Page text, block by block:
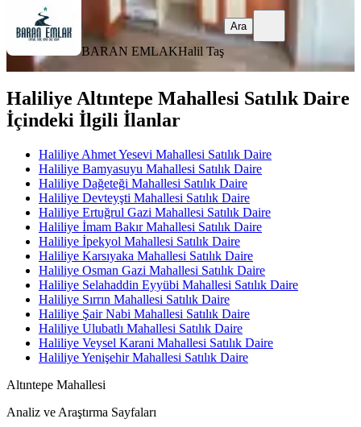
BARAN EMLAKHalil Taş
Ara
Haliliye Altıntepe Mahallesi Satılık Daire
İçindeki İlgili İlanlar
Haliliye Ahmet Yesevi Mahallesi Satılık Daire
Haliliye Bamyasuyu Mahallesi Satılık Daire
Haliliye Dağeteği Mahallesi Satılık Daire
Haliliye Devteyşti Mahallesi Satılık Daire
Haliliye Ertuğrul Gazi Mahallesi Satılık Daire
Haliliye İmam Bakır Mahallesi Satılık Daire
Haliliye İpekyol Mahallesi Satılık Daire
Haliliye Karsıyaka Mahallesi Satılık Daire
Haliliye Osman Gazi Mahallesi Satılık Daire
Haliliye Selahaddin Eyyübi Mahallesi Satılık Daire
Haliliye Sırrın Mahallesi Satılık Daire
Haliliye Şair Nabi Mahallesi Satılık Daire
Haliliye Ulubatlı Mahallesi Satılık Daire
Haliliye Veysel Karani Mahallesi Satılık Daire
Haliliye Yenişehir Mahallesi Satılık Daire
Altıntepe Mahallesi
Analiz ve Araştırma Sayfaları